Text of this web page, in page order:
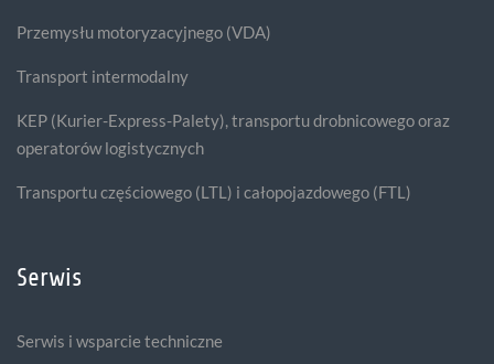
Przemysłu motoryzacyjnego (VDA)
Transport intermodalny
KEP (Kurier-Express-Palety), transportu drobnicowego oraz
operatorów logistycznych
Transportu częściowego (LTL) i całopojazdowego (FTL)
Serwis
Serwis i wsparcie techniczne